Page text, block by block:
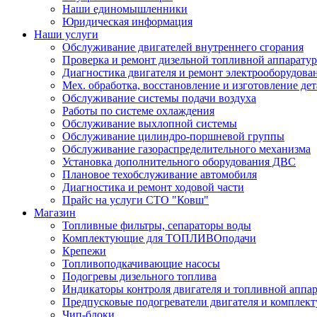
Наши единомышленники
Юридическая информация
Наши услуги
Обслуживание двигателей внутреннего сгорания
Проверка и ремонт дизельной топливной
Диагностика двигателя и ремонт
Мех. обработка, восстановление и изготовление
Обслуживание системы подачи воздуха
Работы по системе охлаждения
Обслуживание выхлопной системы
Обслуживание цилиндро-поршневой группы
Обслуживание газораспределительного механизма
Установка дополнительного оборудования ДВС
Плановое техобслуживание автомобиля
Диагностика и ремонт ходовой части
Прайс на услуги СТО "Ковш"
Магазин
Топливные фильтры, сепараторы воды
Комплектующие для ТОПЛИВОподачи
Крепежи
Топливоподкачивающие насосы
Подогревы дизельного топлива
Индикаторы контроля двигателя и топливной
Предпусковые подогреватели двигателя и
Чип-блоки